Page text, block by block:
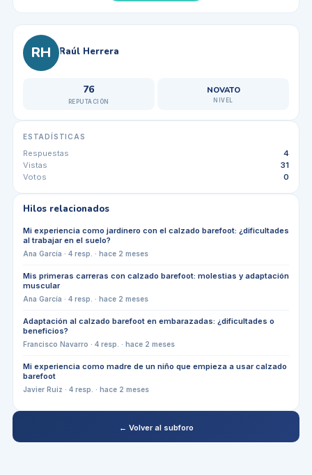
RH Raúl Herrera
76
REPUTACIÓN
NOVATO
NIVEL
ESTADÍSTICAS
Respuestas
4
Vistas
31
Votos
0
Hilos relacionados
Mi experiencia como jardinero con el calzado barefoot: ¿dificultades
al trabajar en el suelo?
Ana García · 4resp. · hace 2 meses
Mis primeras carreras con calzado barefoot: molestias y adaptación
muscular
Ana García · 4resp. · hace 2 meses
Adaptación al calzado barefoot en embarazadas: ¿dificultades o
beneficios?
Francisco Navarro · 4resp. · hace 2 meses
Mi experiencia como madre de un niño que empieza a usar calzado
barefoot
Javier Ruiz · 4resp. · hace 2 meses
← Volver al subforo